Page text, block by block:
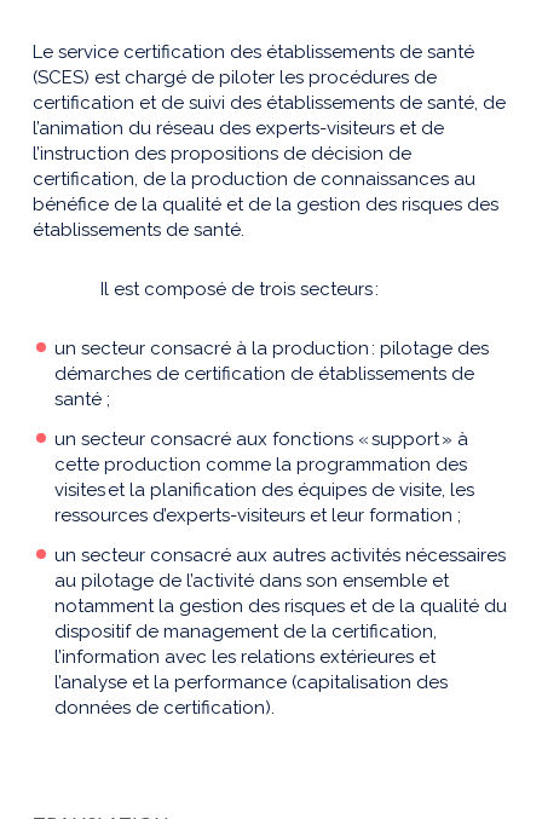
Le service certification des établissements de santé
(SCES) est chargé de piloter les procédures de
certification et de suivi des établissements de santé, de
l’animation du réseau des experts-visiteurs et de
l’instruction des propositions de décision de
certification, de la production de connaissances au
bénéfice de la qualité et de la gestion des risques des
établissements de santé.
Il est composé de trois secteurs :
un secteur consacré à la production : pilotage des
démarches de certification de établissements de
santé ;
un secteur consacré aux fonctions « support » à
cette production comme la programmation des
visites et la planification des équipes de visite, les
ressources d’experts-visiteurs et leur formation ;
un secteur consacré aux autres activités nécessaires
au pilotage de l’activité dans son ensemble et
notamment la gestion des risques et de la qualité du
dispositif de management de la certification,
l’information avec les relations extérieures et
l’analyse et la performance (capitalisation des
données de certification).